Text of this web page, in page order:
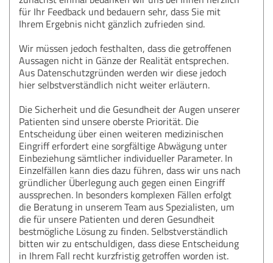
für Ihr Feedback und bedauern sehr, dass Sie mit
Ihrem Ergebnis nicht gänzlich zufrieden sind.
Wir müssen jedoch festhalten, dass die getroffenen
Aussagen nicht in Gänze der Realität entsprechen.
Aus Datenschutzgründen werden wir diese jedoch
hier selbstverständlich nicht weiter erläutern.
Die Sicherheit und die Gesundheit der Augen unserer
Patienten sind unsere oberste Priorität. Die
Entscheidung über einen weiteren medizinischen
Eingriff erfordert eine sorgfältige Abwägung unter
Einbeziehung sämtlicher individueller Parameter. In
Einzelfällen kann dies dazu führen, dass wir uns nach
gründlicher Überlegung auch gegen einen Eingriff
aussprechen. In besonders komplexen Fällen erfolgt
die Beratung in unserem Team aus Spezialisten, um
die für unsere Patienten und deren Gesundheit
bestmögliche Lösung zu finden. Selbstverständlich
bitten wir zu entschuldigen, dass diese Entscheidung
in Ihrem Fall recht kurzfristig getroffen worden ist.